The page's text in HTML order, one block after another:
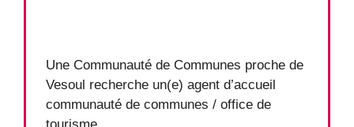
Une Communauté de Communes proche de
Vesoul recherche un(e) agent d’accueil
communauté de communes / office de